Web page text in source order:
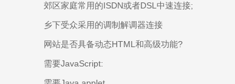
郊区家庭常用的ISDN或者DSL中速连接;
乡下受众采用的调制解调器连接
网站是否具备动态HTML和高级功能?
需要JavaScript: